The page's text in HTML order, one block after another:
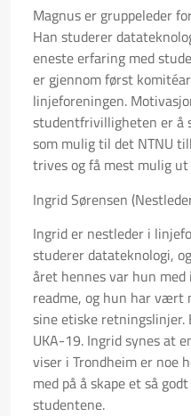
Magnus er gruppeleder
Han studerer
eneste erfaring med
er gjennom først
linjeforeningen.
studentfrivilligheten er å
som mulig til det NTNU
trives og få mest mulig
Ingrid Sørensen
Ingrid er nestleder i
studerer datateknologi,
året hennes var hun
readme, og hun har vært
sine etiske
UKA-19. Ingrid synes at
viser i Trondheim er noe
med på å skape et så
studentene.